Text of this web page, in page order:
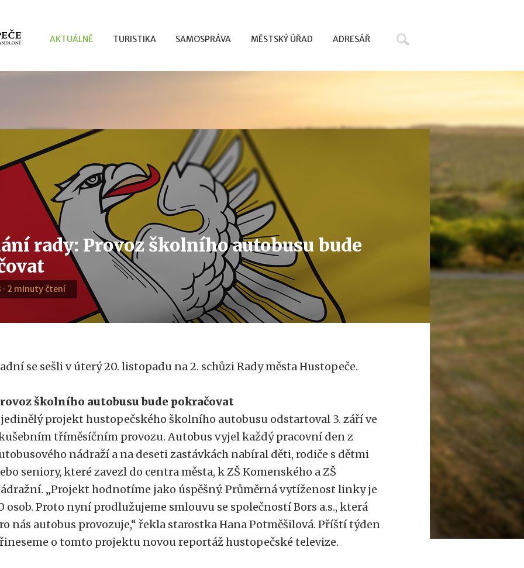
AKTUÁLNĚ TURISTIKA SAMOSPRÁVA MĚSTSKÝ ÚŘAD ADRESÁŘ
rady: Provoz školního autobusu bude
· 2 minuty čtení
se sešli v úterý 20. listopadu na 2. schůzi Rady města Hustopeče.
školního autobusu bude pokračovat
projekt hustopečského školního autobusu odstartoval 3. září ve
tříměsíčním provozu. Autobus vyjel každý pracovní den z
nádraží a na deseti zastávkách nabíral děti, rodiče s dětmi
seniory, které zavezl do centra města, k ZŠ Komenského a ZŠ
„Projekt hodnotíme jako úspěšný. Průměrná vytíženost linky je
osob. Proto nyní prodlužujeme smlouvu se společností Bors a.s., která
nás autobus provozuje,“ řekla starostka Hana Potměšilová. Příští týden
o tomto projektu novou reportáž hustopečské televize.